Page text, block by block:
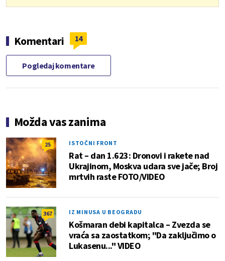
Komentari 14
Pogledaj komentare
Možda vas zanima
25 ISTOČNI FRONT
Rat – dan 1.623: Dronovi i rakete nad
Ukrajinom, Moskva udara sve jače; Broj
mrtvih raste FOTO/VIDEO
367 IZ MINUSA U BEOGRADU
Košmaran debi kapitalca – Zvezda se
vraća sa zaostatkom; "Da zaključimo o
Lukasenu..." VIDEO